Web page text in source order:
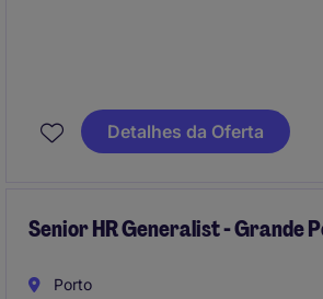
Detalhes da Oferta
Senior HR Generalist - Grande
Porto